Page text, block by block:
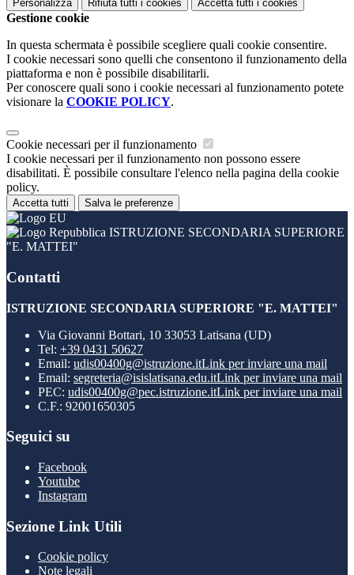
Personalizza Rifiuta tutti i cookies Accetta tutti i cookies
Gestione cookie
In questa schermata è possibile scegliere quali cookie consentire.
I cookie necessari sono quelli che consentono il funzionamento della
piattaforma e non è possibile disabilitarli.
Per conoscere quali sono i cookie necessari al funzionamento potete
visionare la COOKIE POLICY.
Cookie necessari per il funzionamento
I cookie necessari per il funzionamento non possono essere
disabilitati. È possibile consultare l'elenco nella pagina della cookie
policy.
Accetta tutti Salva le preferenze
ISTRUZIONE SECONDARIA SUPERIORE
"E. MATTEI"
Contatti
ISTRUZIONE SECONDARIA SUPERIORE "E. MATTEI"
Via Giovanni Bottari, 10 33053 Latisana (UD)
Tel: +39 0431 50627
Email: udis00400g@istruzione.itLink per inviare una mail
Email: segreteria@isislatisana.edu.itLink per inviare una mail
PEC: udis00400g@pec.istruzione.itLink per inviare una mail
C.F.: 92001650305
Seguici su
Facebook
Youtube
Instagram
Sezione Link Utili
Cookie policy
Note legali